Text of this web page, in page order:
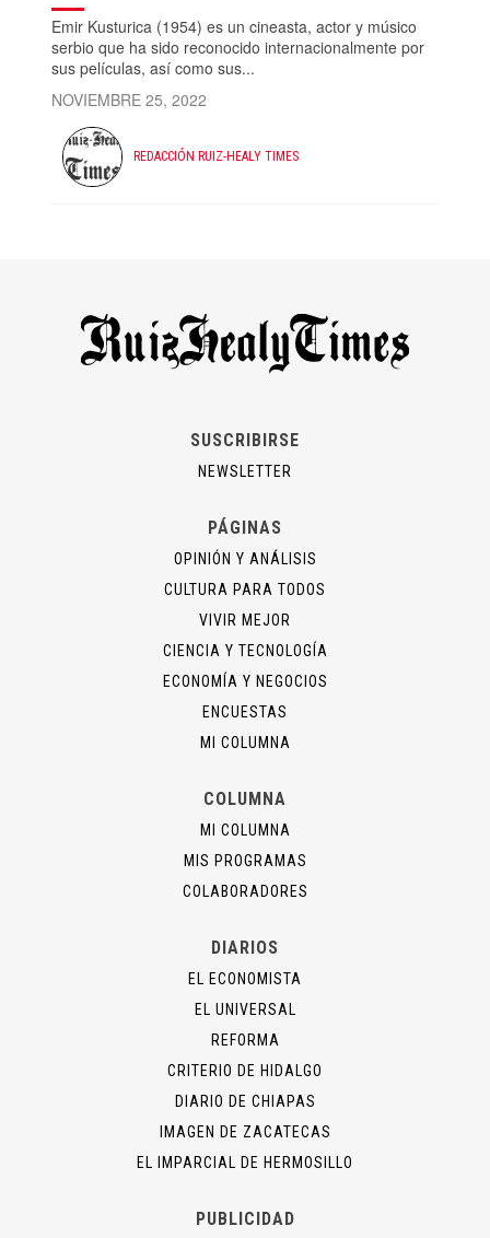
Emir Kusturica (1954) es un cineasta, actor y músico
serbio que ha sido reconocido internacionalmente por
sus películas, así como sus...
NOVIEMBRE 25, 2022
REDACCIÓN RUIZ-HEALY TIMES
SUSCRIBIRSE
NEWSLETTER
PÁGINAS
OPINIÓN Y ANÁLISIS
CULTURA PARA TODOS
VIVIR MEJOR
CIENCIA Y TECNOLOGÍA
ECONOMÍA Y NEGOCIOS
ENCUESTAS
MI COLUMNA
COLUMNA
MI COLUMNA
MIS PROGRAMAS
COLABORADORES
DIARIOS
EL ECONOMISTA
EL UNIVERSAL
REFORMA
CRITERIO DE HIDALGO
DIARIO DE CHIAPAS
IMAGEN DE ZACATECAS
EL IMPARCIAL DE HERMOSILLO
PUBLICIDAD